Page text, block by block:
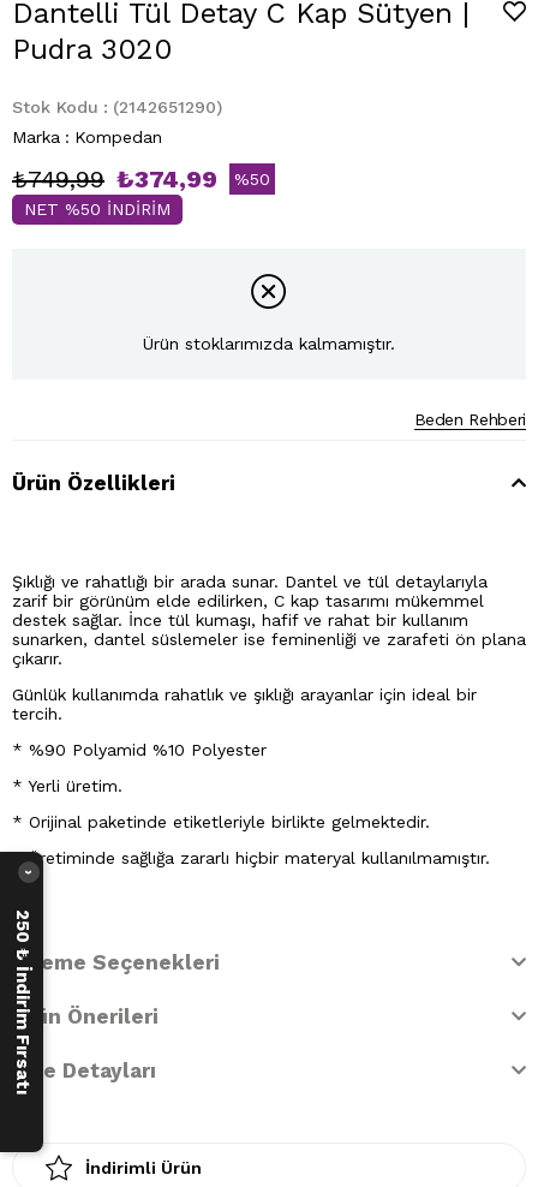
Dantelli Tül Detay C Kap Sütyen |
Pudra 3020
Stok Kodu
(2142651290)
Marka : Kompedan
₺749,99 ₺374,99 %50
NET %50 İNDİRİM
Ürün stoklarımızda kalmamıştır.
Beden Rehberi
Ürün Özellikleri
Şıklığı ve rahatlığı bir arada sunar. Dantel ve tül detaylarıyla
zarif bir görünüm elde edilirken, C kap tasarımı mükemmel
destek sağlar. İnce tül kumaşı, hafif ve rahat bir kullanım
sunarken, dantel süslemeler ise feminenliği ve zarafeti ön plana
çıkarır.
Günlük kullanımda rahatlık ve şıklığı arayanlar için ideal bir
tercih.
* %90 Polyamid %10 Polyester
* Yerli üretim.
* Orijinal paketinde etiketleriyle birlikte gelmektedir.
* Üretiminde sağlığa zararlı hiçbir materyal kullanılmamıştır.
Ödeme Seçenekleri
Ürün Önerileri
İade Detayları
İndirimli Ürün
250 ₺ İndirim Fırsatı
›